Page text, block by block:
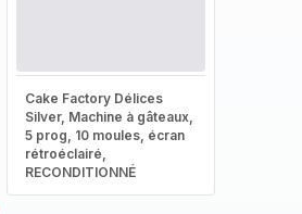
Cake Factory Délices
Silver, Machine à gâteaux,
5 prog, 10 moules, écran
rétroéclairé,
RECONDITIONNÉ